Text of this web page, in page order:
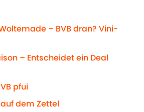
– BVB dran? Vini-
– Entscheidet ein Deal
pfui
dem Zettel